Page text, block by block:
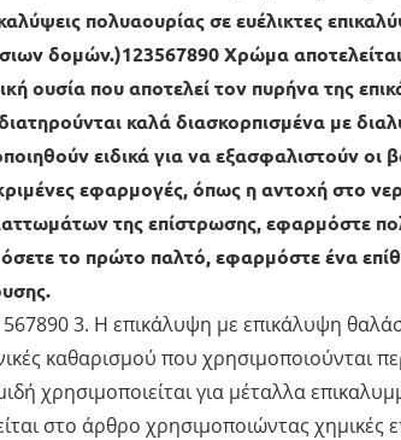
πολυαουρίας σε ευέλικτες
δομών.)123567890 Χρώμα αποτελείται
ουσία που αποτελεί τον πυρήνα της
καλά διασκορπισμένα με
ειδικά για να εξασφαλιστούν οι
εφαρμογές, όπως η αντοχή στο
της επίστρωσης, εφαρμόστε
το πρώτο παλτό, εφαρμόστε ένα
3. Η επικάλυψη με επικάλυψη
καθαρισμού που χρησιμοποιούνται
χρησιμοποιείται για μέταλλα
στο άρθρο χρησιμοποιώντας χημικές